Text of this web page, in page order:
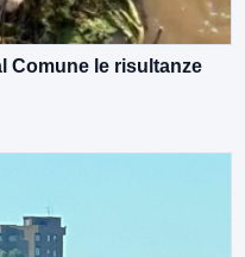
Comune le risultanze